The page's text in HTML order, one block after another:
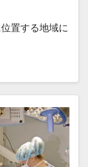
置する地域に